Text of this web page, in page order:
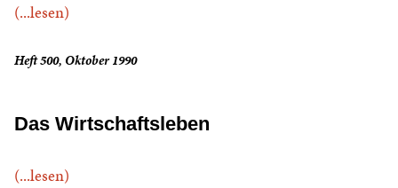
(...lesen)
Heft 500, Oktober 1990
Das Wirtschaftsleben
(...lesen)